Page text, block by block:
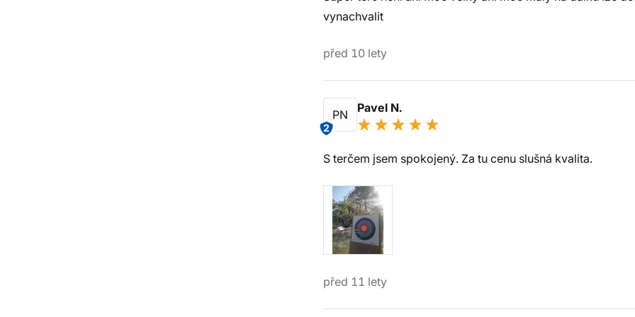
vynachvalit
před 10 lety
PN
2
Pavel N.
S terčem jsem spokojený. Za tu cenu slušná kvalita.
před 11 lety